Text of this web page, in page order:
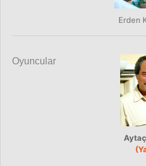
Erden
Oyuncular